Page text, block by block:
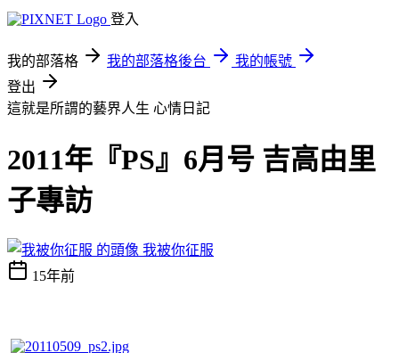
登入
我的部落格 我的部落格後台
我的帳號
登出
這就是所謂的藝界人生 心情日記
2011年『PS』6月号 吉高由里
子專訪
我被你征服
15年前